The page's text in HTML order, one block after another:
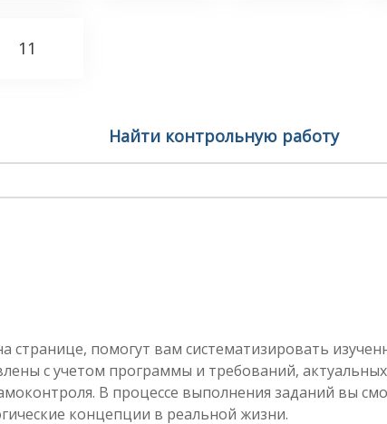
11
Найти контрольную работу
странице, помогут вам систематизировать
с учетом программы и требований,
В процессе выполнения заданий вы
концепции в реальной жизни.